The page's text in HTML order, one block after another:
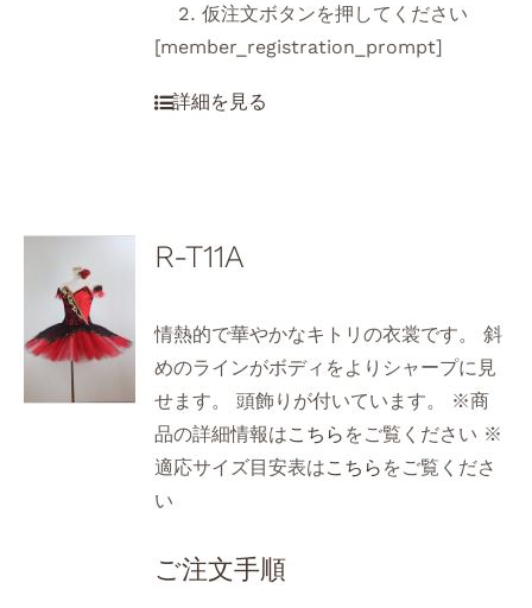
仮注文ボタンを押してください
[member_registration_prompt]
R-T11A
情熱的で華やかなキトリの衣裳です。 斜
めのラインがボディをよりシャープに見
せます。 頭飾りが付いています。 ※商
品の詳細情報はこちら をご覧ください ※
適応サイズ目安表はこちら をご覧くださ
い
ご注文手順